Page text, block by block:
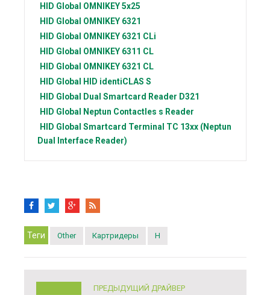
HID Global OMNIKEY 5x25
HID Global OMNIKEY 6321
HID Global OMNIKEY 6321 CLi
HID Global OMNIKEY 6311 CL
HID Global OMNIKEY 6321 CL
HID Global
HID identiCLAS S
HID Global
Dual Smartcard Reader D321
HID Global
Neptun Contactles s Reader
HID Global Smartcard Terminal TC 13xx (Neptun
Dual Interface Reader)
Теги Other Картридеры H
ПРЕДЫДУЩИЙ ДРАЙВЕР